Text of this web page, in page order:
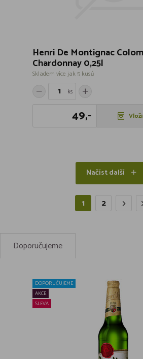
Henri De Montignac
Chardonnay 0,25l
Skladem více jak 5 kusů
ks
49,-
Načíst další
1 2
Doporučujeme
DOPORUČUJEME
AKCE
SLEVA